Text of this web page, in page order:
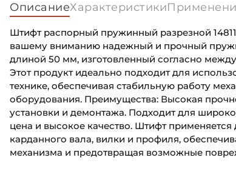
ОписаниеХарактеристики
Штифт распорный пружинный разрезной
вашему вниманию надежный и прочный
длиной 50 мм, изготовленный согласно
Этот продукт идеально подходит для
технике, обеспечивая стабильную работу
оборудования. Преимущества: Высокая
установки и демонтажа. Подходит для
цена и высокое качество. Штифт
карданного вала, вилки и профиля,
механизма и предотвращая возможные